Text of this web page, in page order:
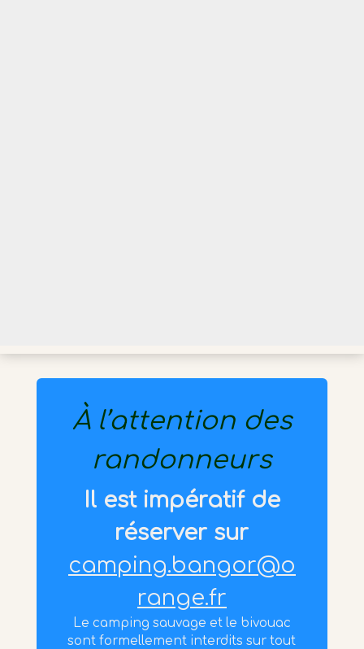
À l’attention des
randonneurs
Il est impératif de
réserver sur
camping.bangor@o
range.fr
Le camping sauvage et le bivouac
sont formellement interdits sur tout